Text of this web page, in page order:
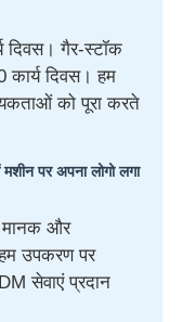
दिवस। गैर-स्टॉक
दिवस। हम
को पूरा करते
पर अपना लोगो लगा
और
उपकरण पर
सेवाएं प्रदान